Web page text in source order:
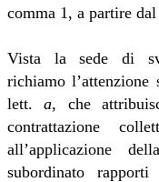
comma 1, a partire
Vista la sede di
richiamo
lett.a, che
contrattazione
all’applicazione
subordinato